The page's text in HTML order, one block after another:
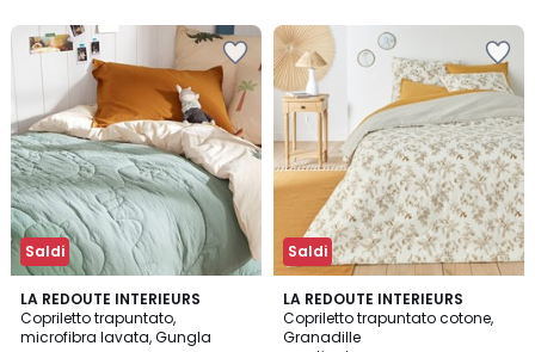
Saldi
LA REDOUTE INTERIEURS
Copriletto trapuntato,
microfibra lavata, Gungla
4,4
/ 5
Saldi
LA REDOUTE INTERIEURS
Copriletto trapuntato cotone,
Granadille
4,5
/ 5